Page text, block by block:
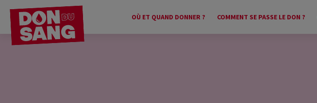
OÙ ET QUAND DONNER ? COMMENT SE PASSE LE DON ?